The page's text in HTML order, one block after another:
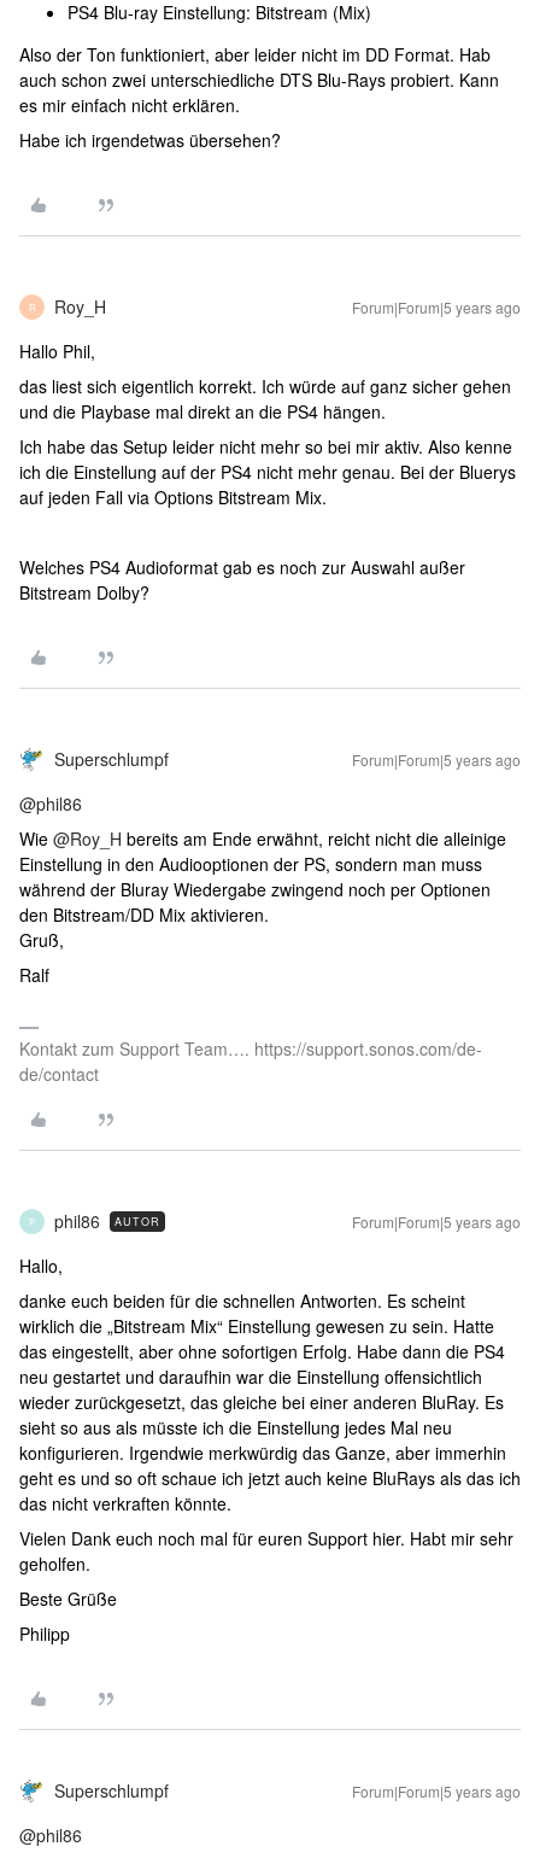
PS4 Blu-ray Einstellung: Bitstream (Mix)
Also der Ton funktioniert, aber leider nicht im DD Format. Hab
auch schon zwei unterschiedliche DTS Blu-Rays probiert. Kann
es mir einfach nicht erklären.
Habe ich irgendetwas übersehen?
R Roy_H Forum|Forum|5 years ago
Hallo Phil,
das liest sich eigentlich korrekt. Ich würde auf ganz sicher gehen
und die Playbase mal direkt an die PS4 hängen.
Ich habe das Setup leider nicht mehr so bei mir aktiv. Also kenne
ich die Einstellung auf der PS4 nicht mehr genau. Bei der Bluerys
auf jeden Fall via Options Bitstream Mix.
Welches PS4 Audioformat gab es noch zur Auswahl außer
Bitstream Dolby?
Superschlumpf Forum|Forum|5 years ago
@phil86
Wie @Roy_H bereits am Ende erwähnt, reicht nicht die alleinige
Einstellung in den Audiooptionen der PS, sondern man muss
während der Bluray Wiedergabe zwingend noch per Optionen
den Bitstream/DD Mix aktivieren.
Gruß,
Ralf
Kontakt zum Support Team…. https://support.sonos.com/de-
de/contact
P phil86 AUTOR Forum|Forum|5 years ago
Hallo,
danke euch beiden für die schnellen Antworten. Es scheint
wirklich die „Bitstream Mix“ Einstellung gewesen zu sein. Hatte
das eingestellt, aber ohne sofortigen Erfolg. Habe dann die PS4
neu gestartet und daraufhin war die Einstellung offensichtlich
wieder zurückgesetzt, das gleiche bei einer anderen BluRay. Es
sieht so aus als müsste ich die Einstellung jedes Mal neu
konfigurieren. Irgendwie merkwürdig das Ganze, aber immerhin
geht es und so oft schaue ich jetzt auch keine BluRays als das ich
das nicht verkraften könnte.
Vielen Dank euch noch mal für euren Support hier. Habt mir sehr
geholfen.
Beste Grüße
Philipp
Superschlumpf Forum|Forum|5 years ago
@phil86